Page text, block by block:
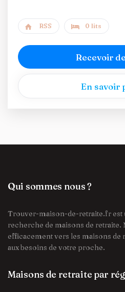
RSS 0 lits
Recevoir
En savoir
Qui sommes nous ?
Trouver-maison-de-retraite.fr est
recherche de maisons de retraite.
efficacement vers les maisons de
aux besoins de votre proche.
Maisons de retraite par